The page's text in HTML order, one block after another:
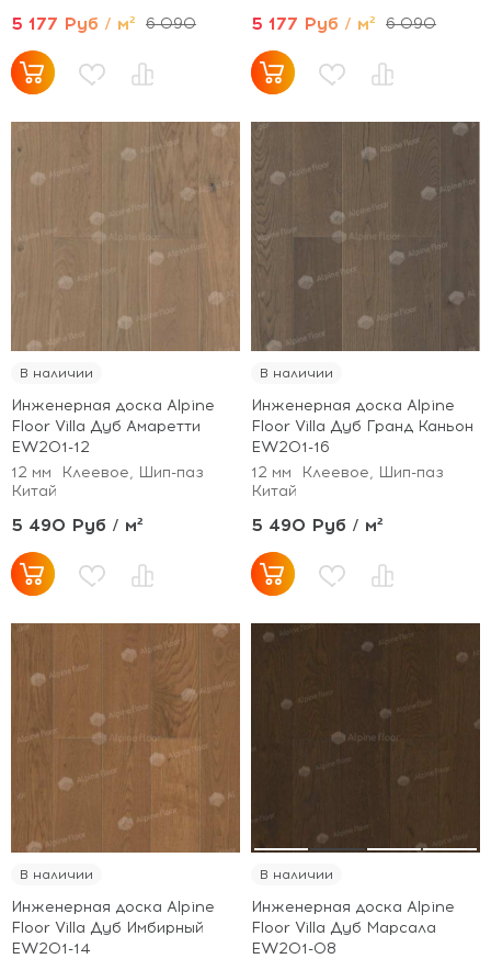
5 177 Руб / м² 6 090 5 177 Руб / м² 6 090
В наличии
Инженерная доска Alpine
Floor Villa Дуб Амаретти
EW201-12
12 мм
Клеевое, Шип-паз
Китай
5 490 Руб / м²
В наличии
Инженерная доска Alpine
Floor Villa Дуб Гранд Каньон
EW201-16
12 мм
Клеевое, Шип-паз
Китай
5 490 Руб / м²
В наличии
Инженерная доска Alpine
Floor Villa Дуб Имбирный
EW201-14
В наличии
Инженерная доска Alpine
Floor Villa Дуб Марсала
EW201-08